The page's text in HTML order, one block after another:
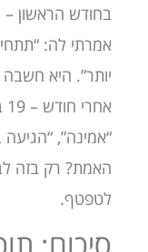
בחודש הראשון –
אמרתי לה:
יותר”. היא
“אמינה”, “הגיעה
האמת? רק בזה
לטפטף.
סיכום: